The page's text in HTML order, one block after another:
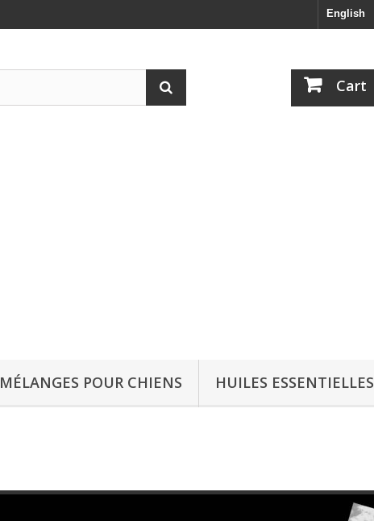
English
Cart
MÉLANGES POUR CHIENS HUILES ESSENTIELLES